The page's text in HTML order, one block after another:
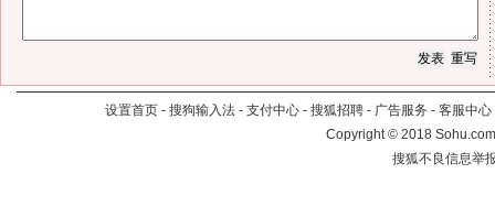
设置首页 - 搜狗输入法 - 支付中心 - 搜狐招聘 - 广告服务 - 客服中心
Copyright©2018
搜狐不良信息举